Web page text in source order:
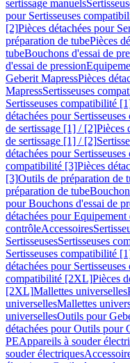
sertissage manuels
pour Sertisseuses
[2]Pièces détachées pour
préparation de tubePièces
tubeBouchons d'essai de
d'essai de pression
Geberit MapressPièces
MapressSertisseuses
Sertisseuses compatibilité
détachées pour
de sertissage [1] / [2]Pièces
de sertissage [1] / [2]
détachées pour
compatibilité [3]Pièces
[3]Outils de préparation de
préparation de tube
pour Bouchons d'essai de
détachées pour Equipement
contrôleAccessoires
SertisseusesSertisseuses
Sertisseuses compatibilité
détachées pour
compatibilité [2XL]Pièces
[2XL]Mallettes universelles
universellesMallettes
universellesOutils pour
détachées pour Outils pour
PEAppareils à souder
souder électriques